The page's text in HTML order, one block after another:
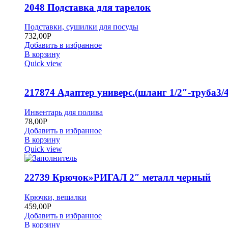
2048 Подставка для тарелок
Подставки, сушилки для посуды
732,00Р
Добавить в избранное
В корзину
Quick view
217874 Адаптер универс.(шланг 1/2″-труба3/
Инвентарь для полива
78,00Р
Добавить в избранное
В корзину
Quick view
22739 Крючок»РИГАЛ 2″ металл черный
Крючки, вешалки
459,00Р
Добавить в избранное
В корзину